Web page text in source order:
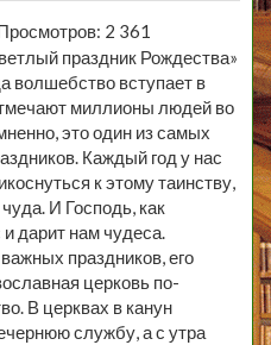
2 361
праздник Рождества»
волшебство вступает в
миллионы людей во
это один из самых
Каждый год у нас
к этому таинству,
И Господь, как
дарит нам чудеса.
праздников, его
церковь по-
В церквах в канун
службу, а с утра